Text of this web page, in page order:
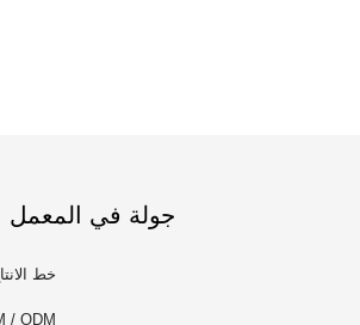
جولة في المعمل
خط
/ ODM